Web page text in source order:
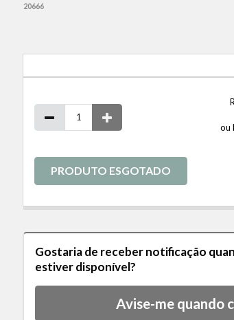
20666
ou
PRODUTO ESGOTADO
Gostaria de receber notificação
estiver disponível?
Avise-me quando